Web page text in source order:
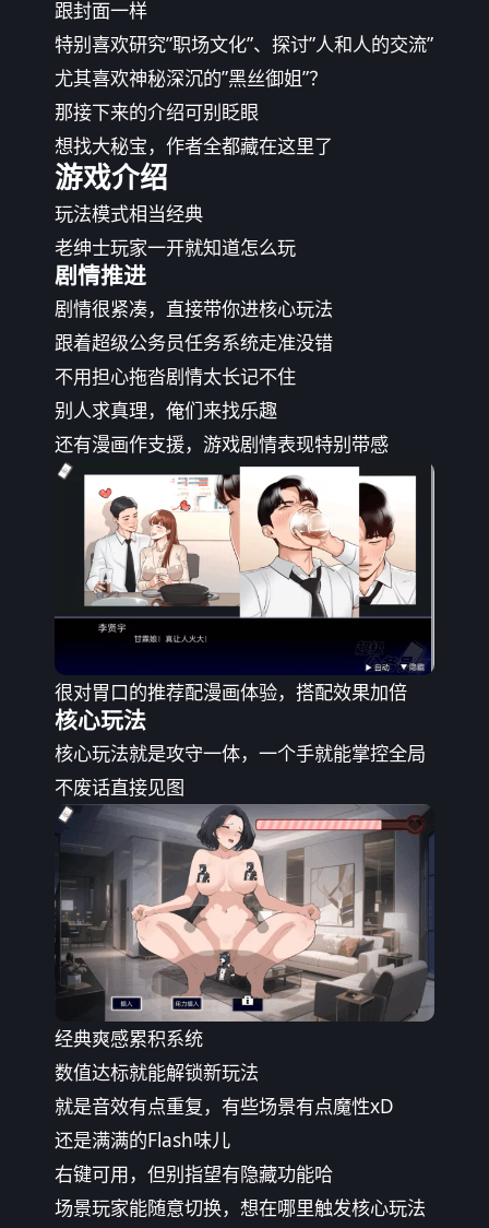
跟封面一样
特别喜欢研究”职场文化”、探讨”人和人的交流”
尤其喜欢神秘深沉的”黑丝御姐”？
那接下来的介绍可别眨眼
想找大秘宝，作者全都藏在这里了
游戏介绍
玩法模式相当经典
老绅士玩家一开就知道怎么玩
剧情推进
剧情很紧凑，直接带你进核心玩法
跟着超级公务员任务系统走准没错
不用担心拖沓剧情太长记不住
别人求真理，俺们来找乐趣
还有漫画作支援，游戏剧情表现特别带感
很对胃口的推荐配漫画体验，搭配效果加倍
核心玩法
核心玩法就是攻守一体，一个手就能掌控全局
不废话直接见图
经典爽感累积系统
数值达标就能解锁新玩法
就是音效有点重复，有些场景有点魔性xD
还是满满的Flash味儿
右键可用，但别指望有隐藏功能哈
场景玩家能随意切换，想在哪里触发核心玩法